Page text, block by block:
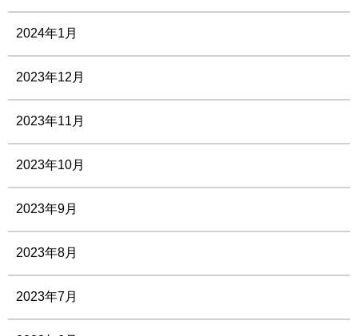
2024年1月
2023年12月
2023年11月
2023年10月
2023年9月
2023年8月
2023年7月